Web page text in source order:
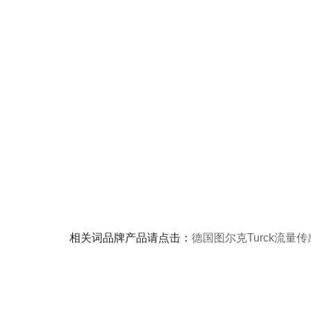
相关词品牌产品请点击： 德国图尔克Turck流量传